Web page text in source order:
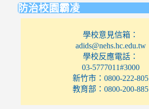
防治校園霸凌
學校意見信箱：
adids@nehs.hc.edu.tw
學校反應電話：
03-5777011#3000
新竹市：0800-222-805
教育部：0800-200-885